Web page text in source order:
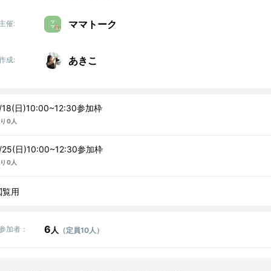
主催: ママトーク
成: あきこ
18(日)10:00~12:30参加枠
0人
25(日)10:00~12:30参加枠
0人
覧用
加者： 6 人 （定員10人）